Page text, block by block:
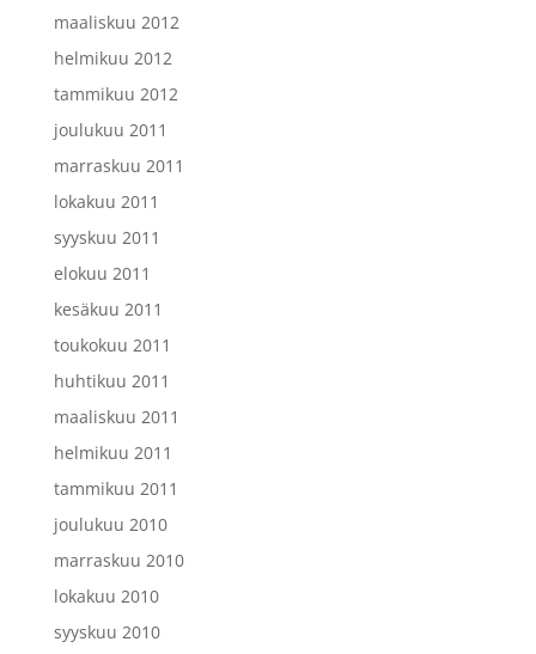
maaliskuu 2012
helmikuu 2012
tammikuu 2012
joulukuu 2011
marraskuu 2011
lokakuu 2011
syyskuu 2011
elokuu 2011
kesäkuu 2011
toukokuu 2011
huhtikuu 2011
maaliskuu 2011
helmikuu 2011
tammikuu 2011
joulukuu 2010
marraskuu 2010
lokakuu 2010
syyskuu 2010